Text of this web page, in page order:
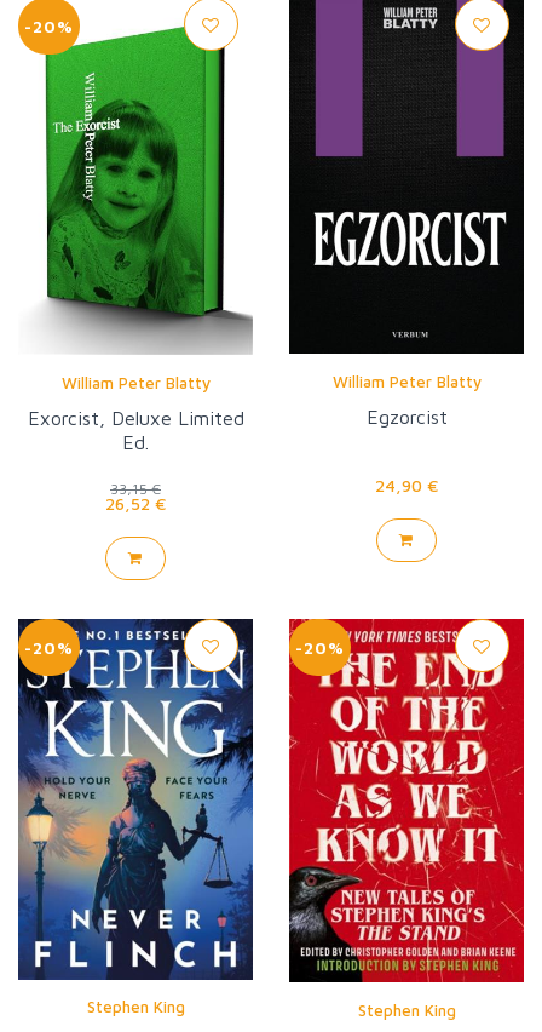
-20%
William Peter Blatty
Exorcist, Deluxe Limited
Ed.
33,15 €
26,52 €
William Peter Blatty
Egzorcist
24,90 €
-20%
Stephen King
-20%
Stephen King